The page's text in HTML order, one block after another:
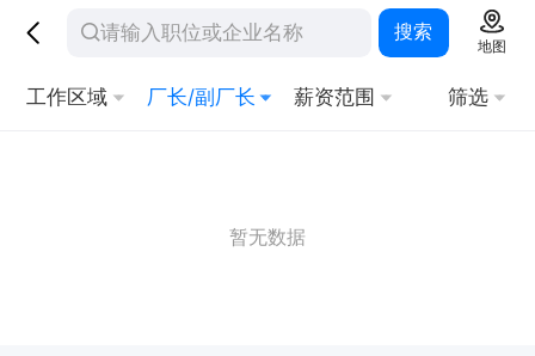
搜索
地图
工作区域 厂长/副厂长 薪资范围 筛选
暂无数据